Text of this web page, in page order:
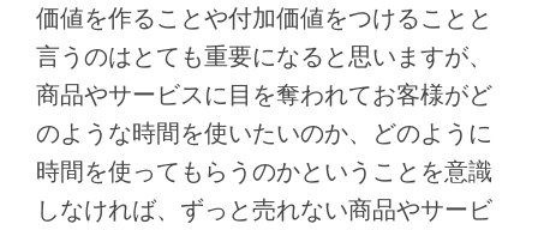
価値を作ることや付加価値をつけることと
言うのはとても重要になると思いますが、
商品やサービスに目を奪われてお客様がど
のような時間を使いたいのか、どのように
時間を使ってもらうのかということを意識
しなければ、ずっと売れない商品やサービ